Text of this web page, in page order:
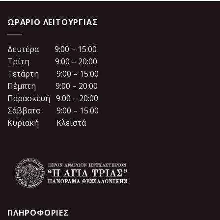
36.00€.
ΩΡΆΡΙΟ ΛΕΙΤΟΥΡΓΊΑΣ
Δευτέρα 9:00 – 15:00
Τρίτη 9:00 – 20:00
Τετάρτη 9:00 – 15:00
Πέμπτη 9:00 – 20:00
Παρασκευή 9:00 – 20:00
Σάββατο 9:00 – 15:00
Κυριακή Κλειστά
ΠΛΗΡΟΦΟΡΙΕΣ